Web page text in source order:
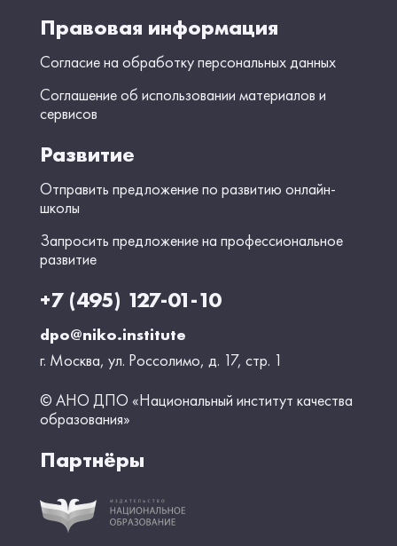
Правовая информация
Согласие на обработку персональных данных
Соглашение об использовании материалов и
сервисов
Развитие
Отправить предложение по развитию онлайн-
школы
Запросить предложение на профессиональное
развитие
+7 (495) 127-01-10
dpo@niko.institute
г. Москва, ул. Россолимо, д. 17, стр. 1
© АНО ДПО «Национальный институт качества
образования»
Партнёры